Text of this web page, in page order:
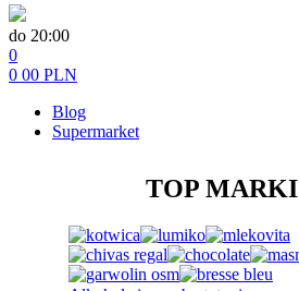
do 20:00
0
0 00 PLN
Blog
Supermarket
TOP MARKI